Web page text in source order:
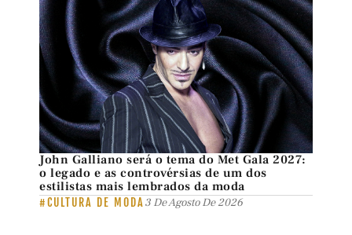
John Galliano será o tema do Met Gala 2027:
o legado e as controvérsias de um dos
estilistas mais lembrados da moda
#CULTURA DE MODA3 De Agosto De 2026